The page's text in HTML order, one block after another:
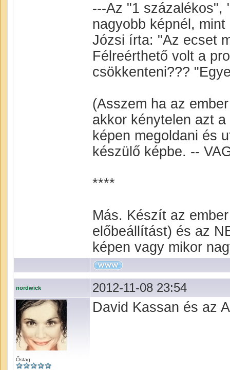
---Az "1 százalékos",
nagyobb képnél,
Józsi írta: "Az ecset
Félreérthető volt a
csökkenteni???
(Asszem ha az
akkor kénytelen azt
képen megoldani és
készülő képbe. --
****
Más. Készít az
előbeállítást) és az
képen vagy mikor
nordwick 2012-11-08 23:54
Őstag
David Kassan és az